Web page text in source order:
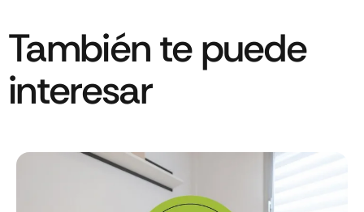
También te puede
interesar